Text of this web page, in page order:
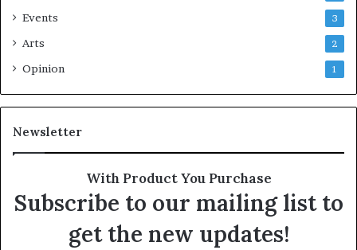
Events 3
Arts 2
Opinion 1
Newsletter
With Product You Purchase
Subscribe to our mailing list to
get the new updates!